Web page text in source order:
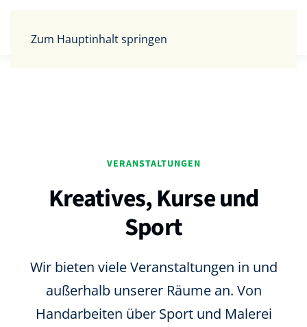
Zum Hauptinhalt springen
VERANSTALTUNGEN
Kreatives, Kurse und
Sport
Wir bieten viele Veranstaltungen in und
außerhalb unserer Räume an. Von
Handarbeiten über Sport und Malerei